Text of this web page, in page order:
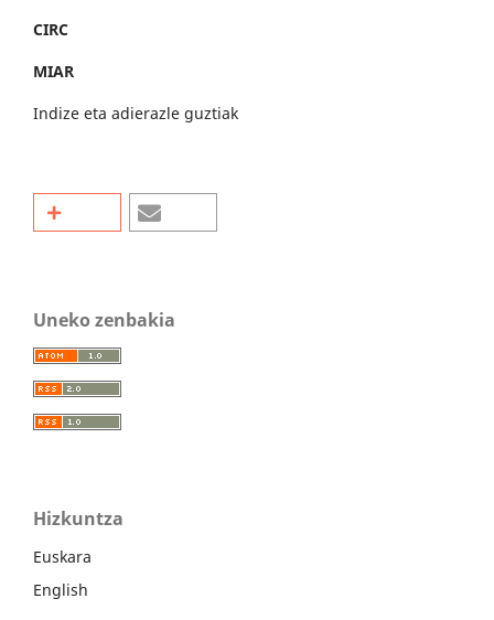
CIRC
MIAR
Indize eta adierazle guztiak
Uneko zenbakia
Hizkuntza
Euskara
English